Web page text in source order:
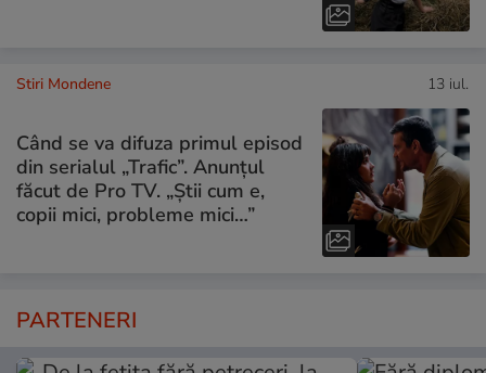
Stiri Mondene 13 iul.
Când se va difuza primul episod
din serialul „Trafic”. Anunțul
făcut de Pro TV. „Știi cum e,
copii mici, probleme mici…”
PARTENERI